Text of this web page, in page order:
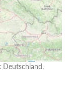
Deutschland,